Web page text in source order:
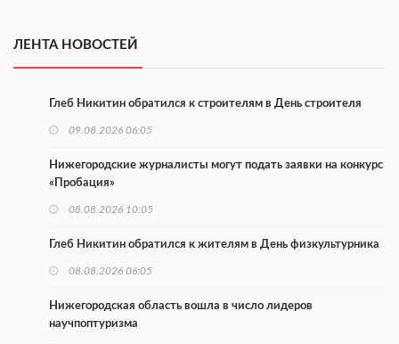
ЛЕНТА НОВОСТЕЙ
Глеб Никитин обратился к строителям в День строителя
09.08.2026 06:05
Нижегородские журналисты могут подать заявки на конкурс
«Пробация»
08.08.2026 10:05
Глеб Никитин обратился к жителям в День физкультурника
08.08.2026 06:05
Нижегородская область вошла в число лидеров
научпоптуризма